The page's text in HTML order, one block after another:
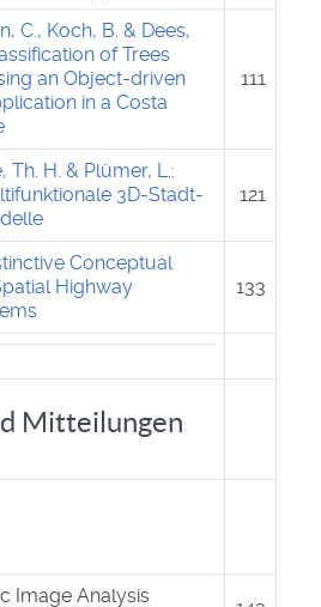
C., Koch, B. & Dees,
of Trees
an Object-driven
in a Costa
111
Th. H. & Plümer, L.:
3D-Stadt-
121
Conceptual
Highway
133
Mitteilungen
Image Analysis